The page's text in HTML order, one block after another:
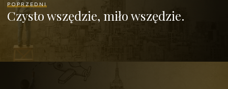
POPRZEDNI
Czysto wszędzie, miło wszędzie.